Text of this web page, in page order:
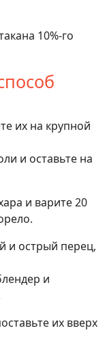
10%-го
их на крупной
и оставьте на
и варите 20
и острый перец,
и
их вверх